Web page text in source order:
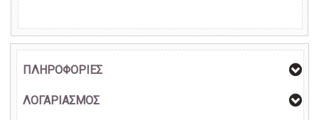
ΠΛΗΡΟΦΟΡΙΕΣ
ΛΟΓΑΡΙΑΣΜΟΣ